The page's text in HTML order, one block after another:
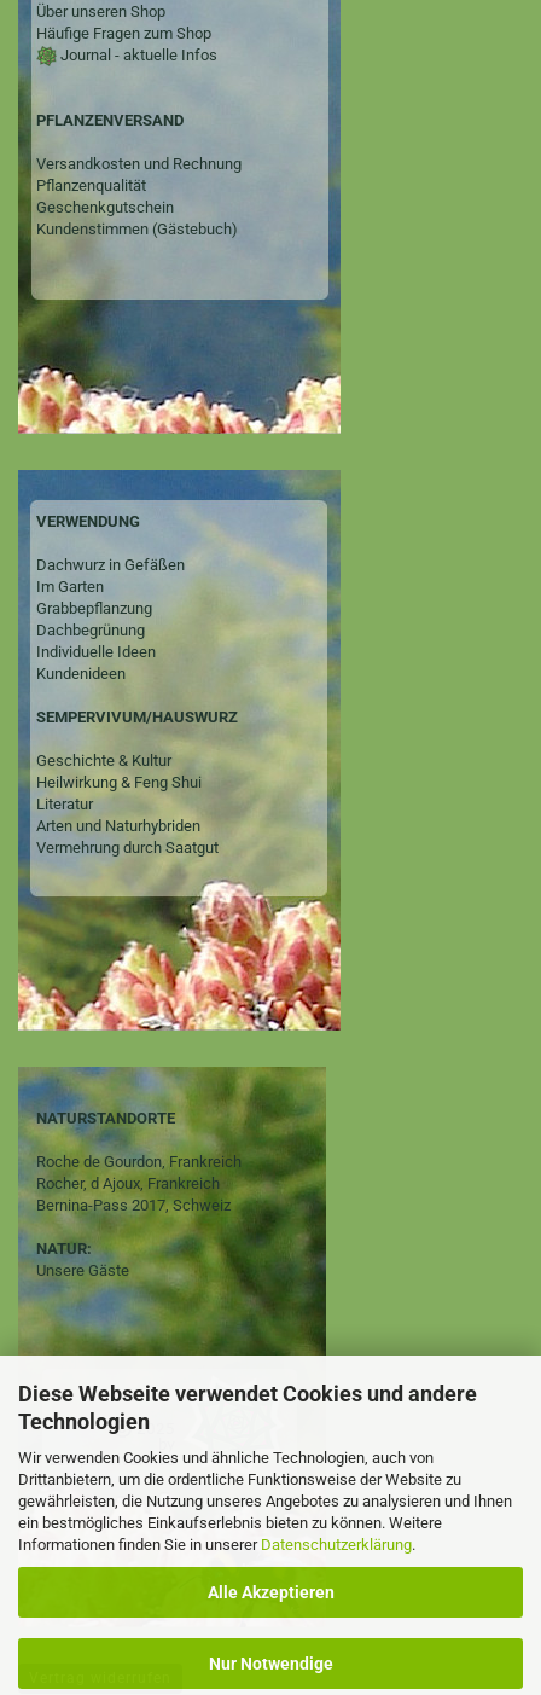
Diese Webseite verwendet Cookies und andere
Technologien
Wir verwenden Cookies und ähnliche Technologien, auch von
Drittanbietern, um die ordentliche Funktionsweise der Website zu
gewährleisten, die Nutzung unseres Angebotes zu analysieren und Ihnen
ein bestmögliches Einkaufserlebnis bieten zu können. Weitere
Informationen finden Sie in unserer Datenschutzerklärung.
Alle Akzeptieren
Nur Notwendige
Über unseren Shop
Häufige Fragen zum Shop
Journal - aktuelle Infos
PFLANZENVERSAND
Versandkosten und Rechnung
Pflanzenqualität
Geschenkgutschein
Kundenstimmen (Gästebuch)
VERWENDUNG
Dachwurz in Gefäßen
Im Garten
Grabbepflanzung
Dachbegrünung
Individuelle Ideen
Kundenideen
SEMPERVIVUM/HAUSWURZ
Geschichte & Kultur
Heilwirkung & Feng Shui
Literatur
Arten und Naturhybriden
Vermehrung durch Saatgut
NATURSTANDORTE
Roche de Gourdon, Frankreich
Rocher, d Ajoux, Frankreich
Bernina-Pass 2017, Schweiz
NATUR:
Unsere Gäste